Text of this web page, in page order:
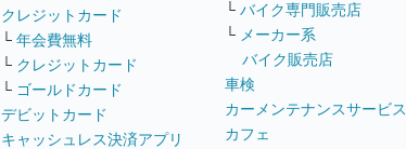
クレジットカード
└ 年会費無料
└ クレジットカード
└ ゴールドカード
デビットカード
キャッシュレス決済アプリ
└ バイク専門販売店
└ メーカー系
バイク販売店
車検
カーメンテナンスサービス
カフェ